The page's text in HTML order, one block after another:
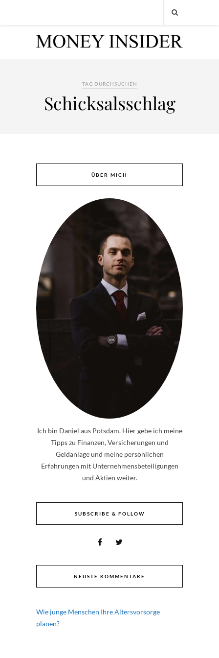
TAG DURCHSUCHEN
Schicksalsschlag
ÜBER MICH
Ich bin Daniel aus Potsdam. Hier gebe ich meine
Tipps zu Finanzen, Versicherungen und
Geldanlage und meine persönlichen
Erfahrungen mit Unternehmensbeteiligungen
und Aktien weiter.
SUBSCRIBE & FOLLOW
NEUSTE KOMMENTARE
Wie junge Menschen Ihre Altersvorsorge
planen?